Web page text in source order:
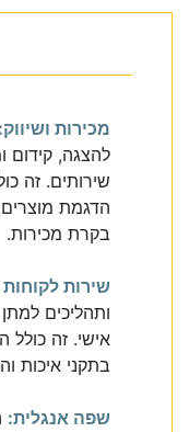
מכירות ושיווק:
להצגה, קידום
שירותים. זה
הדגמת
בקרת מכירות.
שירות
ותהליכים
אישי. זה כולל
בתקני איכות
שפה אנגלית: